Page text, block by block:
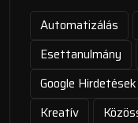
Automatizálás
Esettanulmány
Google Hirdetések
Kreatív